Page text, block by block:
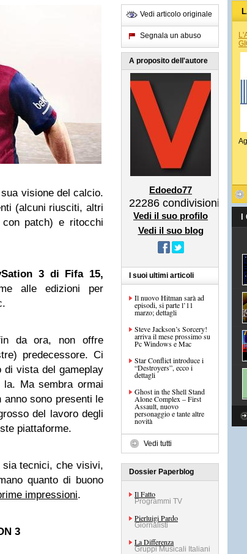
visione del calcio.
(alcuni riusciti, altri
patch) e ritocchi
3 di Fifa 15,
alle edizioni per
da ora, non offre
predecessore. Ci
di vista del gameplay
Ma sembra ormai
anno sono presenti le
del lavoro degli
piattaforme.
sia tecnici, che visivi,
quanto di buono
impressioni.
3
Vedi articolo originale
Segnala un abuso
A proposito dell'autore
Edoedo77
22286 condivisioni
Vedi il suo profilo
Vedi il suo blog
I suoi ultimi articoli
Il nuovo Hitman sarà ad
episodi, si parte l’11
marzo; dettagli
Steve Jackson’s Sorcery!
arriva il mese prossimo su
Pc Windows e Mac
Star Conflict introduce i
“Destroyers”, ecco i
dettagli
Ghost in the Shell Stand
Alone Complex – First
Assault, nuovo
personaggio e tante altre
novità
Vedi tutti
Dossier Paperblog
Il Fatto
Programmi TV
Pierluigi Pardo
Giornalisti
La Differenza
Gruppi Musicali Italiani